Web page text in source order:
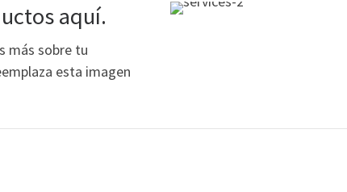
aquí.
más sobre tu
esta imagen